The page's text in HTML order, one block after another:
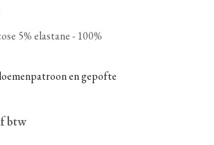
5% elastane - 100%
en gepofte
btw